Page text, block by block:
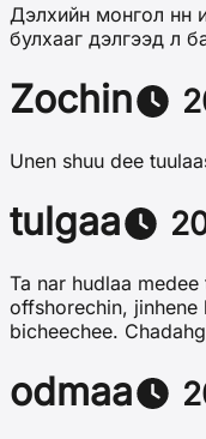
Дэлхийн монгол нн
булхааг дэлгээд л
Zochin
Unen shuu dee
tulgaa
Ta nar hudlaa
offshorechin,
bicheechee.
odmaa